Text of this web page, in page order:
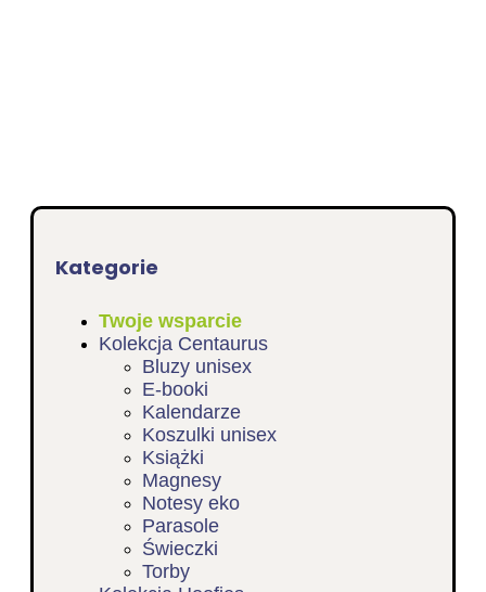
Kategorie
Twoje wsparcie
Kolekcja Centaurus
Bluzy unisex
E-booki
Kalendarze
Koszulki unisex
Książki
Magnesy
Notesy eko
Parasole
Świeczki
Torby